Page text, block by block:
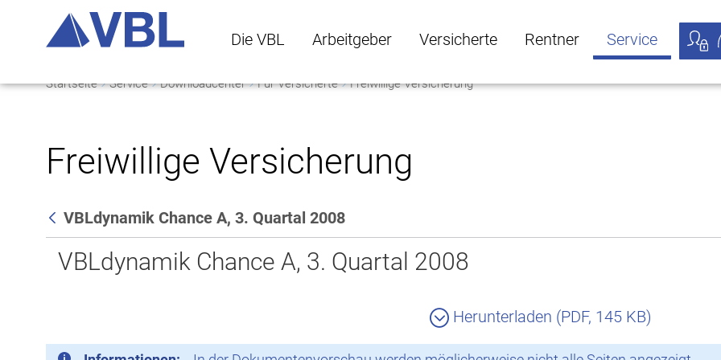
Die VBL
Die VBL Untermenü öffnen
Arbeitgeber
Arbeitgeber Untermenü öffnen
Versicherte
Versicherte Untermenü öffnen
Rentner Service
Startseite Service Downloadcenter Für Versicherte Freiwillige Versicherung
Freiwillige Versicherung
Zurück
VBLdynamik Chance A, 3. Quartal 2008
VBLdynamik Chance A, 3. Quartal 2008
Herunterladen (PDF, 145 KB)